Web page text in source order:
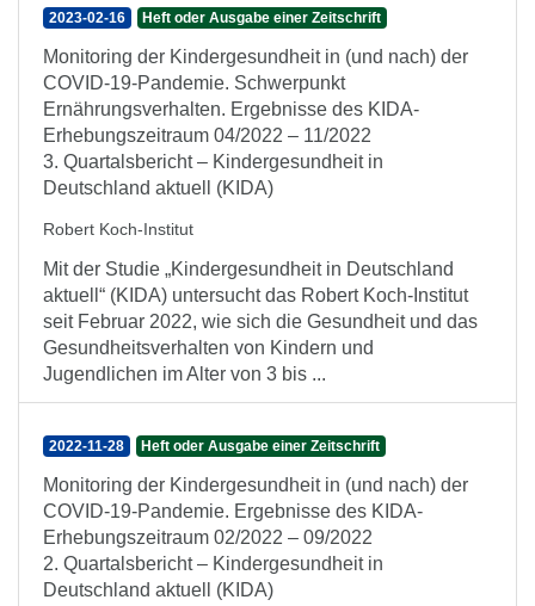
2023-02-16 Heft oder Ausgabe einer Zeitschrift
Monitoring der Kindergesundheit in (und nach) der
COVID-19-Pandemie. Schwerpunkt
Ernährungsverhalten. Ergebnisse des KIDA-
Erhebungszeitraum 04/2022 – 11/2022
3. Quartalsbericht – Kindergesundheit in
Deutschland aktuell (KIDA)
Robert Koch-Institut
Mit der Studie „Kindergesundheit in Deutschland
aktuell“ (KIDA) untersucht das Robert Koch-Institut
seit Februar 2022, wie sich die Gesundheit und das
Gesundheitsverhalten von Kindern und
Jugendlichen im Alter von 3 bis ...
2022-11-28 Heft oder Ausgabe einer Zeitschrift
Monitoring der Kindergesundheit in (und nach) der
COVID-19-Pandemie. Ergebnisse des KIDA-
Erhebungszeitraum 02/2022 – 09/2022
2. Quartalsbericht – Kindergesundheit in
Deutschland aktuell (KIDA)